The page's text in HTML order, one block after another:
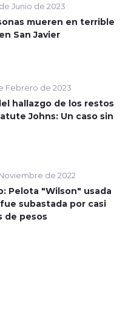
Junio de 2023
mueren en terrible
San Javier
Febrero de 2023
hallazgo de los restos
Johns: Un caso sin
de 2022
Pelota "Wilson" usada
subastada por casi
de pesos